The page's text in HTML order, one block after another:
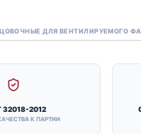
ДЛЯ ВЕНТИЛИРУЕМОГО
32018-2012
К ПАРТИИ